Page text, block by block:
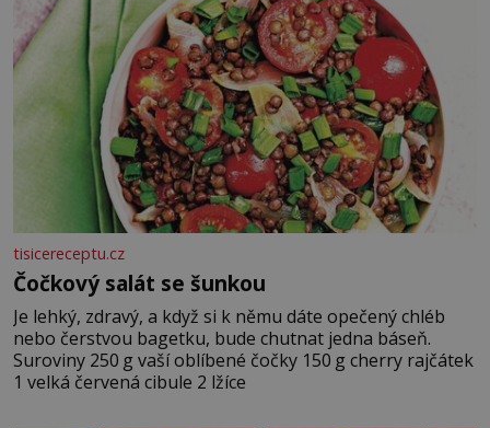
tisicereceptu.cz
Čočkový salát se šunkou
Je lehký, zdravý, a když si k němu dáte opečený chléb
nebo čerstvou bagetku, bude chutnat jedna báseň.
Suroviny 250 g vaší oblíbené čočky 150 g cherry rajčátek
1 velká červená cibule 2 lžíce